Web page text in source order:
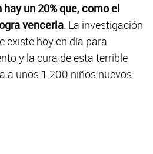
un 20% que, como el
vencerla . La investigación
existe hoy en día para
y la cura de esta terrible
a unos 1.200 niños nuevos